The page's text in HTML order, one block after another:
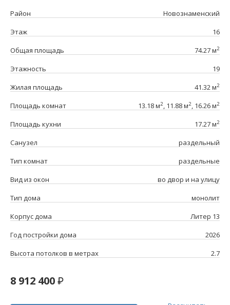
Район
Новознаменский
Этаж
16
Общая площадь
74.27 м2
Этажность
19
Жилая площадь
41.32 м2
Площадь комнат 13.18 м2, 11.88 м2, 16.26 м2
Площадь кухни 17.27 м2
Санузел
раздельный
Тип комнат
раздельные
Вид из окон
во двор и на улицу
Тип дома
монолит
Корпус дома
Литер 13
Год постройки дома
2026
Высота потолков в метрах
2.7
8 912 400